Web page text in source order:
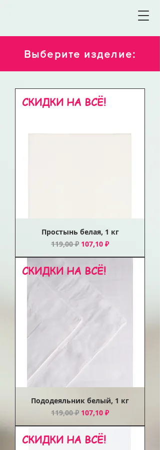
Выберите изделие:
СКИДКИ НА ВСЁ!
Простынь белая, 1 кг
Обычная цена
119,00 ₽ Цена со скидкой
107,10 ₽
СКИДКИ НА ВСЁ!
Пододеяльник белый, 1 кг
Обычная цена
119,00 ₽ Цена со скидкой
107,10 ₽
СКИДКИ НА ВСЁ!